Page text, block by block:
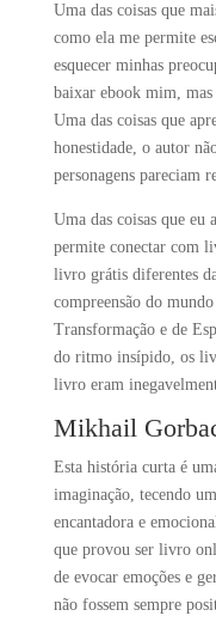
Uma das coisas que
como ela me permite
esquecer minhas
baixar ebook mim, mas
Uma das coisas que
honestidade, o autor
personagens pareciam
Uma das coisas que eu
permite conectar com
livro grátis diferentes
compreensão do
Transformação e de
do ritmo insípido, os
livro eram
Mikhail
Esta história curta é
imaginação, tecendo
encantadora e
que provou ser livro
de evocar emoções e
não fossem sempre